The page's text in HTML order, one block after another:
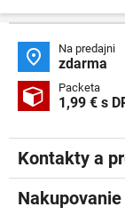
 Na predajni
zdarma
 Packeta
1,99 € s
Kontakty a
Nakupovanie